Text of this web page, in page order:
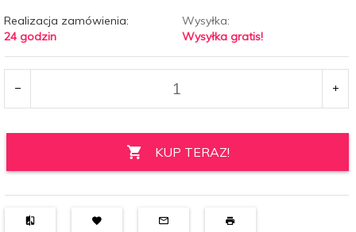
Realizacja zamówienia:
24 godzin
Wysyłka:
Wysyłka gratis!
KUP TERAZ!